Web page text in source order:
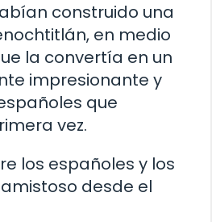
construido una
en medio
la convertía en un
impresionante y
que
vez.
los españoles y los
desde el